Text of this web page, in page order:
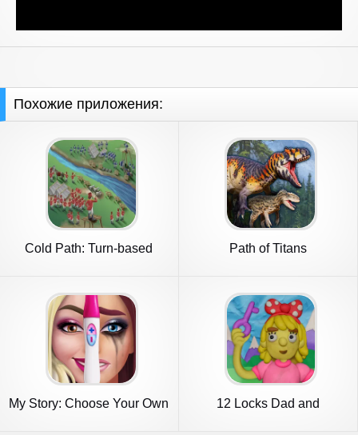
Похожие приложения:
Cold Path: Turn-based
Path of Titans
My Story: Choose Your Own
12 Locks Dad and